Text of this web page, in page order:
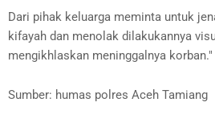
Dari pihak keluarga meminta untuk
kifayah dan menolak dilakukannya
mengikhlaskan meninggalnya
Sumber: humas polres Aceh Tamiang